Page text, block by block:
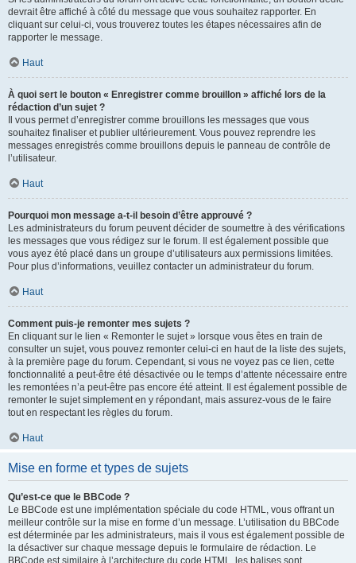
devrait être affiché à côté du message que vous souhaitez rapporter. En
cliquant sur celui-ci, vous trouverez toutes les étapes nécessaires afin de
rapporter le message.
Haut
À quoi sert le bouton « Enregistrer comme brouillon » affiché lors de la
rédaction d’un sujet ?
Il vous permet d’enregistrer comme brouillons les messages que vous
souhaitez finaliser et publier ultérieurement. Vous pouvez reprendre les
messages enregistrés comme brouillons depuis le panneau de contrôle de
l’utilisateur.
Haut
Pourquoi mon message a-t-il besoin d’être approuvé ?
Les administrateurs du forum peuvent décider de soumettre à des vérifications
les messages que vous rédigez sur le forum. Il est également possible que
vous ayez été placé dans un groupe d’utilisateurs aux permissions limitées.
Pour plus d’informations, veuillez contacter un administrateur du forum.
Haut
Comment puis-je remonter mes sujets ?
En cliquant sur le lien « Remonter le sujet » lorsque vous êtes en train de
consulter un sujet, vous pouvez remonter celui-ci en haut de la liste des sujets,
à la première page du forum. Cependant, si vous ne voyez pas ce lien, cette
fonctionnalité a peut-être été désactivée ou le temps d’attente nécessaire entre
les remontées n’a peut-être pas encore été atteint. Il est également possible de
remonter le sujet simplement en y répondant, mais assurez-vous de le faire
tout en respectant les règles du forum.
Haut
Mise en forme et types de sujets
Qu’est-ce que le BBCode ?
Le BBCode est une implémentation spéciale du code HTML, vous offrant un
meilleur contrôle sur la mise en forme d’un message. L’utilisation du BBCode
est déterminée par les administrateurs, mais il vous est également possible de
la désactiver sur chaque message depuis le formulaire de rédaction. Le
BBCode est similaire à l’architecture du code HTML, les balises sont